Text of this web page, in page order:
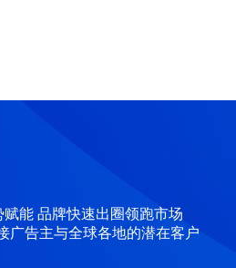
能 品牌快速出圈领跑市场
广告主与全球各地的潜在客户